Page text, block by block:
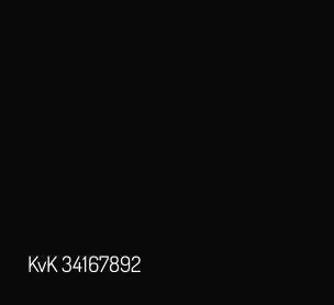
KvK 34167892